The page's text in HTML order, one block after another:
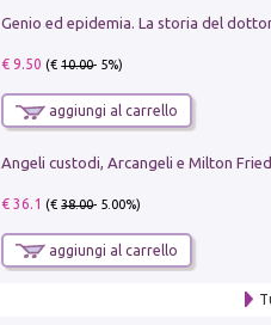
€ 9.50 (€10.00- 5%)
aggiungi al carrello
Angeli custodi, Arcangeli e Milton
€ 36.1 (€38.00- 5.00%)
aggiungi al carrello